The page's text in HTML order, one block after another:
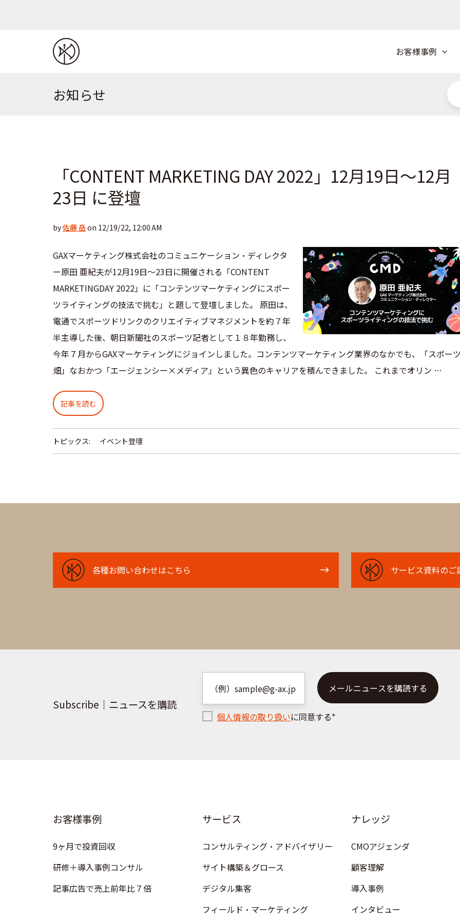
お客様事例
お知らせ
「CONTENT MARKETING DAY 2022」12月19日～12月
23日 に登壇
by佐藤 岳on 12/19/22, 12:00 AM
GAXマーケティング株式会社のコミュニケーション・ディレクタ
ー原田 亜紀夫が12月19日～23日に開催される「CONTENT
MARKETINGDAY 2022」に「コンテンツマーケティングにスポー
ツライティングの技法で挑む」と題して登壇しました。 原田は、
電通でスポーツドリンクのクリエイティブマネジメントを約７年
半主導した後、朝日新聞社のスポーツ記者として１８年勤務し、
今年７月からGAXマーケティングにジョインしました。コンテンツマーケティング業界のなかでも、「スポーツ
畑」なおかつ「エージェンシー×メディア」という異色のキャリアを積んできました。 これまでオリン …
記事を読む
トピックス: イベント登壇
各種お問い合わせはこちら
こ
サービス資料のご
ご
請
Subscribe｜ニュースを購読
個人情報の取り扱いに同意する*
お客様事例
9ヶ月で投資回収
研修＋導入事例コンサル
記事広告で売上前年比７倍
サービス
コンサルティング・アドバイザリー
サイト構築＆グロース
デジタル集客
フィールド・マーケティング
ナレッジ
CMOアジェンダ
顧客理解
導入事例
インタビュー